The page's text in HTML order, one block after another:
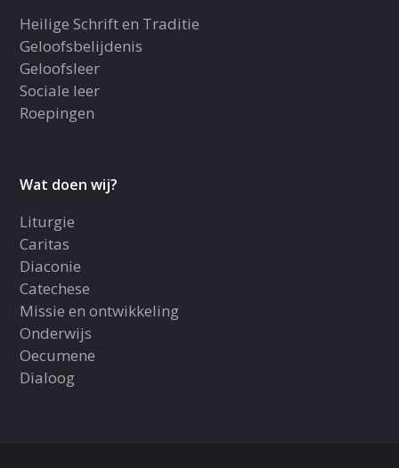
Heilige Schrift en Traditie
Geloofsbelijdenis
Geloofsleer
Sociale leer
Roepingen
Wat doen wij?
Liturgie
Caritas
Diaconie
Catechese
Missie en ontwikkeling
Onderwijs
Oecumene
Dialoog